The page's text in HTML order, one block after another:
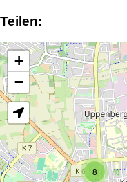
Teilen:
8
+
−